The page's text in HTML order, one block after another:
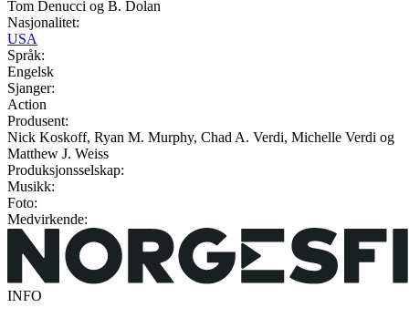
Tom Denucci og B. Dolan
Nasjonalitet:
USA
Språk:
Engelsk
Sjanger:
Action
Produsent:
Nick Koskoff, Ryan M. Murphy, Chad A. Verdi, Michelle Verdi og
Matthew J. Weiss
Produksjonsselskap:
Musikk:
Foto:
Medvirkende:
INFO